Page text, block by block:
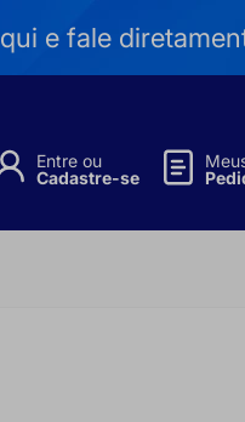
e fale
Entre ou
Cadastre-se